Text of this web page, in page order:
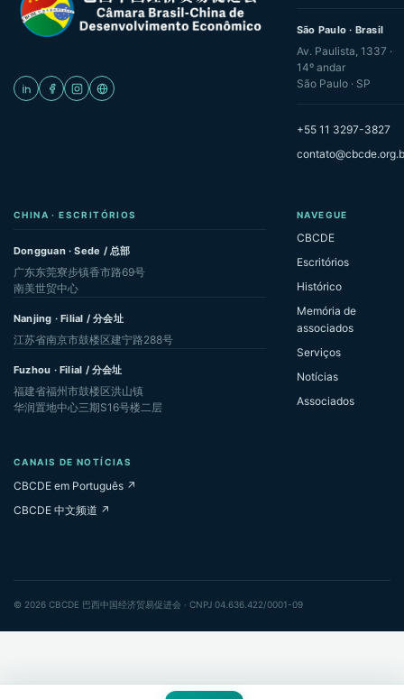
São Paulo · Brasil
Av. Paulista, 1337 ·
14º andar
São Paulo · SP
+55 11 3297-3827
CHINA · ESCRITÓRIOS
Dongguan · Sede / 总部
广东东莞寮步镇香市路69号
南美世贸中心
Nanjing · Filial / 分会址
江苏省南京市鼓楼区建宁路288号
Fuzhou · Filial / 分会址
福建省福州市鼓楼区洪山镇
华润置地中心三期S16号楼二层
NAVEGUE
CBCDE
Escritórios
Histórico
Memória de
associados
Serviços
Notícias
Associados
CANAIS DE NOTÍCIAS
CBCDE em Português ↗
CBCDE 中文频道 ↗
© 2026 CBCDE 巴西中国经济贸易促进会 · CNPJ 04.636.422/0001-09